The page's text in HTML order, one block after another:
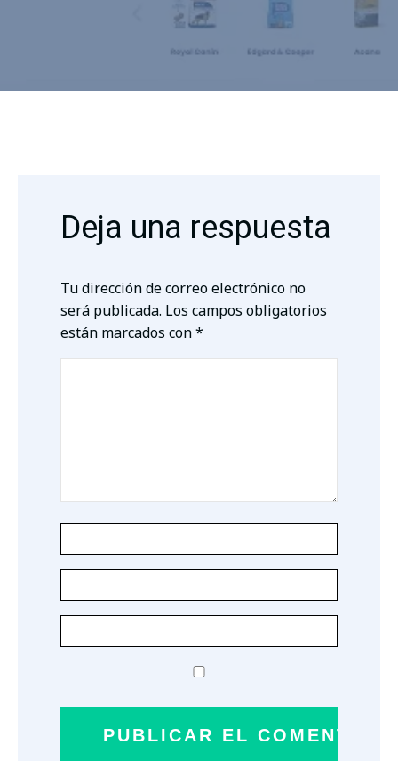
Deja una respuesta
Tu dirección de correo electrónico no
será publicada. Los campos obligatorios
están marcados con*